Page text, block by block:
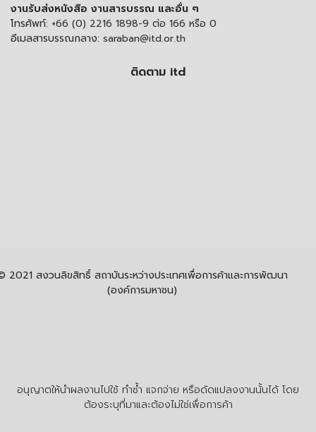
งานรับส่งหนังสือ งานสารบรรณ และอื่น ๆ
โทรศัพท์: +66 (0) 2216 1898-9 ต่อ 166 หรือ 0
อีเมลสารบรรณกลาง: saraban@itd.or.th
ติดตาม itd
อนุญาตให้นำผลงานไปใช้ ทำซ้ำ แจกจ่าย หรือดัดแปลงงานนั้นได้ โดย
ต้องระบุที่มาและต้องไม่ใช่เพื่อการค้า
2021 สงวนลิขสิทธิ์ สถาบันระหว่างประเทศเพื่อการค้าและการพัฒนา
(องค์การมหาชน)